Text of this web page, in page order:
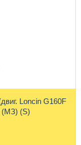
Loncin G160F
(МЗ) (S)